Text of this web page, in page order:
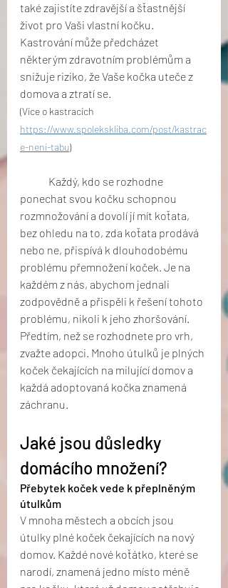
také zajistíte zdravější a šťastnější
život pro Vaši vlastní kočku.
Kastrování může předcházet
některým zdravotním problémům a
snižuje riziko, že Vaše kočka uteče z
domova a ztratí se.
(Více o kastracích
https://www.spolekskliba.com/post/kastrac
e-neni-tabu)
ponechat svou kočku schopnou
rozmnožování a dovolí jí mít koťata,
bez ohledu na to, zda koťata prodává
nebo ne, přispívá k dlouhodobému
problému přemnožení koček. Je na
každém z nás, abychom jednali
zodpovědně a přispěli k řešení tohoto
problému, nikoli k jeho zhoršování.
Předtím, než se rozhodnete pro vrh,
zvažte adopci. Mnoho útulků je plných
koček čekajících na milující domov a
každá adoptovaná kočka znamená
záchranu.
Jaké jsou důsledky
domácího množení?
Přebytek koček vede k přeplněným
útulkům
V mnoha městech a obcích jsou
útulky plné koček čekajících na nový
domov. Každé nové koťátko, které se
narodí, znamená jedno místo méně